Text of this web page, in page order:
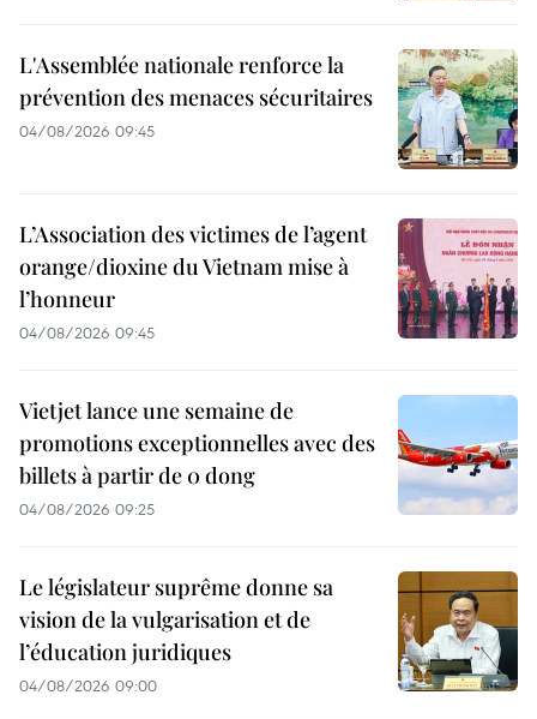
L'Assemblée nationale renforce la
prévention des menaces sécuritaires
04/08/2026 09:45
L’Association des victimes de l’agent
orange/dioxine du Vietnam mise à
l’honneur
04/08/2026 09:45
Vietjet lance une semaine de
promotions exceptionnelles avec des
billets à partir de 0 dong
04/08/2026 09:25
Le législateur suprême donne sa
vision de la vulgarisation et de
l’éducation juridiques
04/08/2026 09:00